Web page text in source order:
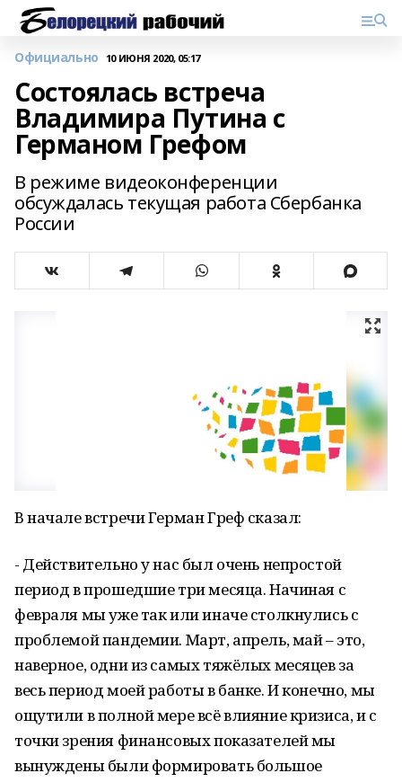
Официально 10 ИЮНЯ 2020, 05:17
Состоялась встреча
Владимира Путина с
Германом Грефом
В режиме видеоконференции
обсуждалась текущая работа Сбербанка
России
В начале встречи Герман Греф сказал:
- Действительно у нас был очень непростой
период в прошедшие три месяца. Начиная с
февраля мы уже так или иначе столкнулись с
проблемой пандемии. Март, апрель, май – это,
наверное, одни из самых тяжёлых месяцев за
весь период моей работы в банке. И конечно, мы
ощутили в полной мере всё влияние кризиса, и с
точки зрения финансовых показателей мы
вынуждены были формировать большое